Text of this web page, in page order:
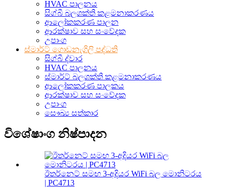
HVAC පාලනය
සිග්බී බලශක්ති කළමනාකරණය
ආලෝකකරණ පාලන
ආරක්ෂාව සහ සංවේදක
උපාංග
ස්මාර්ට් ගොඩනැගිලි පද්ධති
සිග්බී ද්වාර
HVAC පාලනය
ස්මාර්ට් බලශක්ති කළමනාකරණය
ආලෝකකරණ පාලකය
ආරක්ෂාව සහ සංවේදක
උපාංග
සෞඛ්‍ය සත්කාර
විශේෂාංග නිෂ්පාදන
ඊතර්නෙට් සමඟ 3-අදියර WiFi බල මොනිටරය
| PC4713